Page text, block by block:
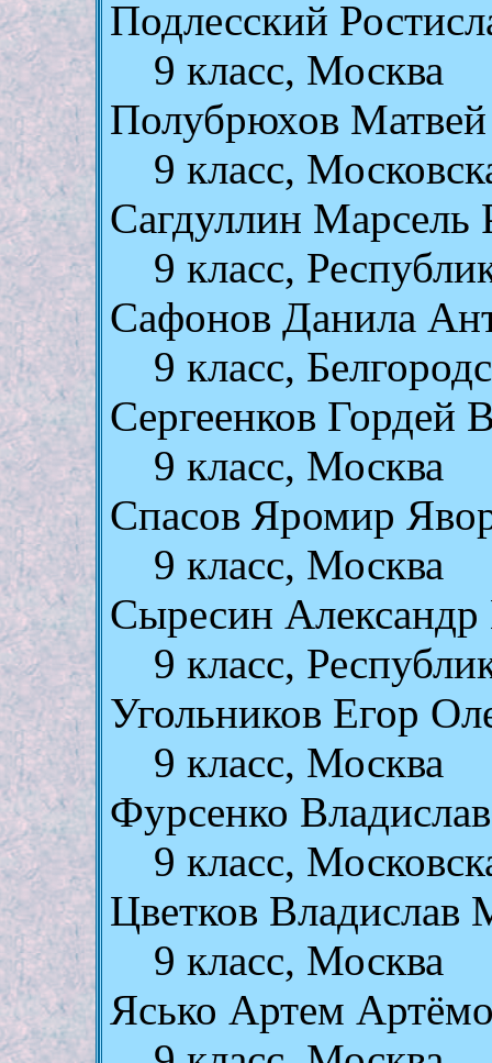
Подлесский
9 класс, Москва
Полубрюхов Матвей
9 класс,
Сагдуллин Марсель
9 класс,
Сафонов Данила
9 класс,
Сергеенков Гордей
9 класс, Москва
Спасов Яромир
9 класс, Москва
Сыресин Александр
9 класс,
Угольников Егор
9 класс, Москва
Фурсенко
9 класс,
Цветков Владислав
9 класс, Москва
Ясько Артем